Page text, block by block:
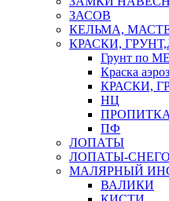
ЗАСОВ
КЕЛЬМА,
КРАСКИ,
Грунт по
Краска
КРАСКИ,
НЦ
ПФ
ЛОПАТЫ
ЛОПАТЫ-
МАЛЯРНЫЙ
ВАЛИКИ